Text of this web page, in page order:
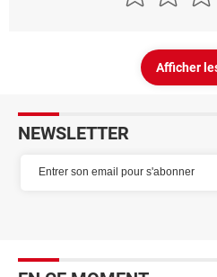
Afficher
NEWSLETTER